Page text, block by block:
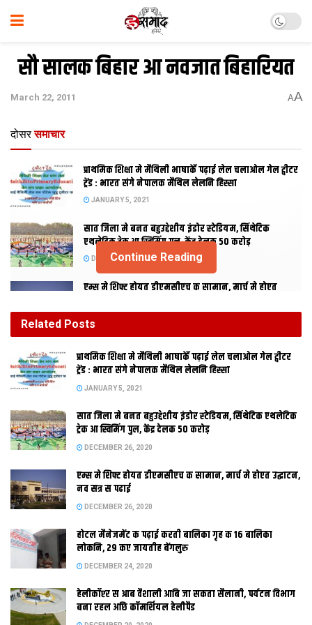
सौ सालक बिहार आ नवजात बिहारियत
March 22, 2011 AA
दोसर समाचार
प्राथमिक शि‍क्षा मे मैथि‍ली भाषाकेँ पढ़ाई लेल चलाओल गेल ट्वीटर
ट्रेंड : भारत संगे नेपालक मैथिल लेलनि हिस्सा
JANUARY 5, 2021
सात जिला मे बनत बहुउद्देशीय इंडोर स्‍टेडि‍यम, सिंथेटिक
एथलेटिक ट्रेक आ स्विमिंग पुल, केंद्र देलक 50 करोड़
DECEMBER 26, 2020
एम्स मे शिफ्ट होयत डीएमसीएच क सामान, मार्च मे होएत
लोकनि, 29 कए जायतीह बेंगलुरु
कुमुद सिंह
मंगल, शुभ मंगल। 22 मार्च, 1912, बिहार राज्यक निर्माण करि अंगरेज बंगाल
अपन 99 साल पूरा करि सौ साल लेल विदा भ गेल अछि, मुदा बिहारियत
एखनो नवजात अछि। सौ सालक बाद एकरा युवा बनेबाक कोशिश शुरू कैल
Continue Reading
Related Posts
प्राथमिक शि‍क्षा मे मैथि‍ली भाषाकेँ पढ़ाई लेल चलाओल गेल ट्वीटर
ट्रेंड : भारत संगे नेपालक मैथिल लेलनि हिस्सा
JANUARY 5, 2021
सात जिला मे बनत बहुउद्देशीय इंडोर स्‍टेडि‍यम, सिंथेटिक एथलेटिक
ट्रेक आ स्विमिंग पुल, केंद्र देलक 50 करोड़
DECEMBER 26, 2020
एम्स मे शिफ्ट होयत डीएमसीएच क सामान, मार्च मे होएत उद्घाटन,
नव सत्र स पढाई
DECEMBER 26, 2020
होटल मैनेजमेंट क पढ़ाई करती बालिका गृह क 16 बालिका
लोकनि, 29 कए जायतीह बेंगलुरु
DECEMBER 24, 2020
हेलीकॉप्टर स आब वैशाली आबि जा सकता सैलानी, पर्यटन विभाग
बना रहल अछि कॉमर्शियल हेलीपैड